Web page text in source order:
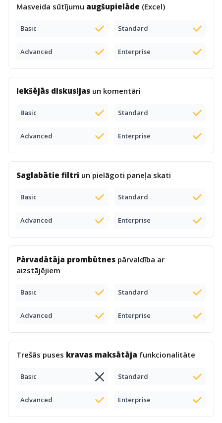
Masveida sūtījumu augšupielāde (Excel)
Basic Standard
Advanced Enterprise
Iekšējās diskusijas un komentāri
Basic Standard
Advanced Enterprise
Saglabātie filtri un pielāgoti paneļa skati
Basic Standard
Advanced Enterprise
Pārvadātāja prombūtnes pārvaldība ar
aizstājējiem
Basic Standard
Advanced Enterprise
Trešās puses kravas maksātāja funkcionalitāte
Basic Standard
Advanced Enterprise